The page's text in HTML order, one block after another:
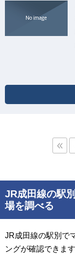
JR成田線の駅
場を調べる
JR成田線の駅別で
ングが確認できます